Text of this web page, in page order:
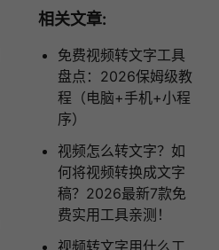
相关文章:
免费视频转文字工具
盘点：2026保姆级教
程（电脑+手机+小程
序）
视频怎么转文字？如
何将视频转换成文字
稿？2026最新7款免
费实用工具亲测！ ​
视频转文字用什么工